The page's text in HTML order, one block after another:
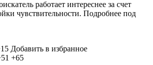
работает интереснее за счет
чувствительности. Подробнее под
Добавить в избранное
+65